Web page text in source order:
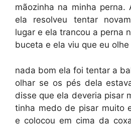
mãozinha na minha perna.
ela resolveu tentar
lugar e ela trancou a perna
buceta e ela viu que eu
nada bom ela foi tentar a
olhar se os pés dela
disse que ela deveria pisar
tinha medo de pisar muito
e colocou em cima da